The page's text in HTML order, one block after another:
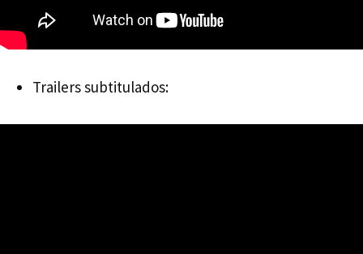
Trailers subtitulados: